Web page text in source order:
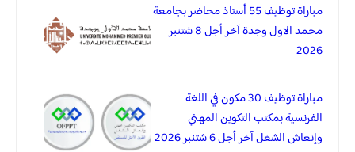
مباراة توظيف 55 أستاذ محاضر بجامعة
محمد الاول وجدة آخر أجل 8 شتنبر
2026
مباراة توظيف 30 مكون في اللغة
الفرنسية بمكتب التكوين المهني
وإنعاش الشغل آخر أجل 6 شتنبر 2026